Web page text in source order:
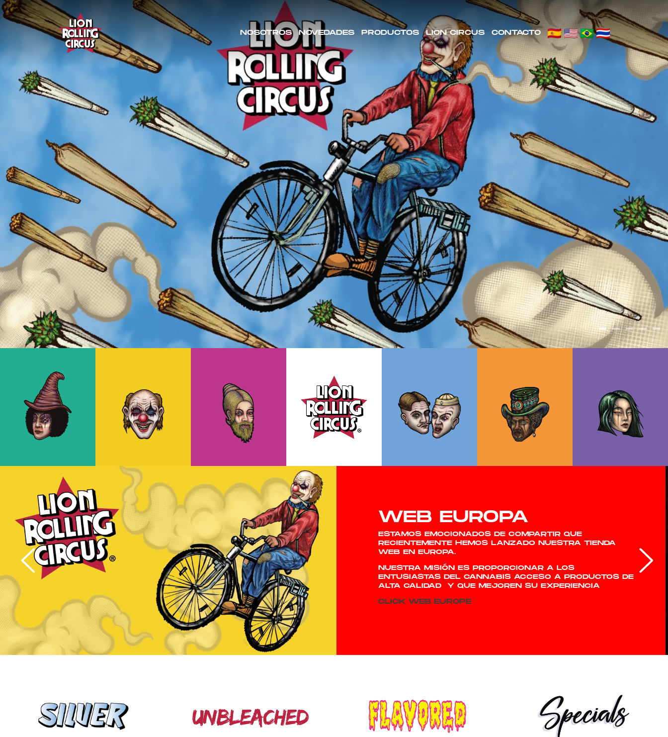
NOSOTROS NOVEDADES PRODUCTOS LION CIRCUS CONTACTO
1 2 3 4 5
WEB EUROPA
ESTAMOS EMOCIONADOS DE COMPARTIR QUE
RECIENTEMENTE HEMOS LANZADO NUESTRA TIENDA
WEB EN EUROPA.
NUESTRA MISIÓN ES PROPORCIONAR A LOS
ENTUSIASTAS DEL CANNABIS ACCESO A PRODUCTOS DE
ALTA CALIDAD Y QUE MEJOREN SU EXPERIENCIA
CLICK WEB EUROPE